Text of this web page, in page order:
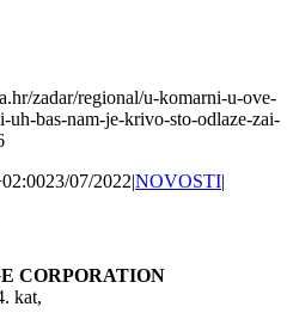
zadar/regional/u-komarni-u-ove-
bas-nam-je-krivo-sto-odlaze-zai-
23/07/2022|NOVOSTI|
CORPORATION
kat,